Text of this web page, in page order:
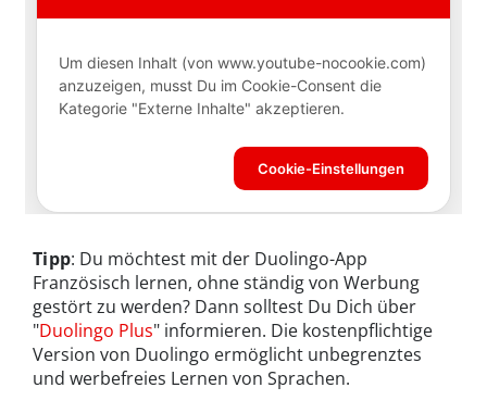
Tipp: Du möchtest mit der Duolingo-App
Französisch lernen, ohne ständig von Werbung
gestört zu werden? Dann solltest Du Dich über
"Duolingo Plus" informieren. Die kostenpflichtige
Version von Duolingo ermöglicht unbegrenztes
und werbefreies Lernen von Sprachen.